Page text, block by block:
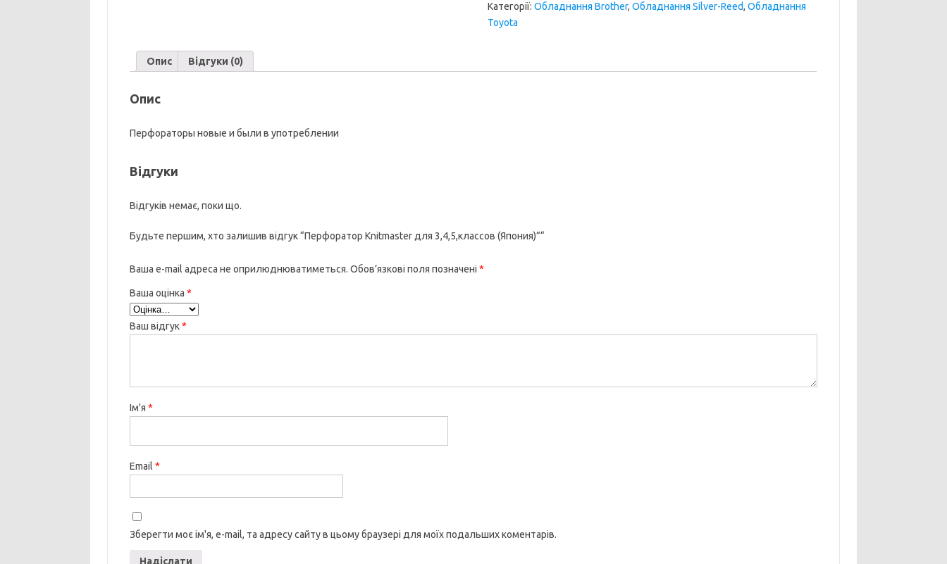
3,4,5,классов
(Япония)
Категорії: Обладнання Brother, Обладнання Silver-Reed, Обладнання
Toyota
Опис Відгуки (0)
Опис
Перфораторы новые и были в употреблении
Відгуки
Відгуків немає, поки що.
Будьте першим, хто залишив відгук “Перфоратор Knitmaster для 3,4,5,классов (Япония)”“
Ваша e-mail адреса не оприлюднюватиметься. Обов’язкові поля позначені*
Ваша оцінка*
Ваш відгук*
Ім'я*
Email*
Зберегти моє ім'я, e-mail, та адресу сайту в цьому браузері для моїх подальших коментарів.